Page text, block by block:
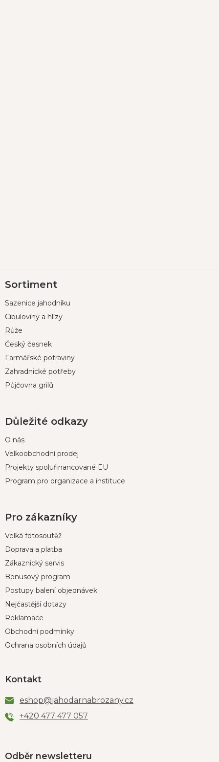
á
a
Sortiment
Sazenice jahodníku
Cibuloviny a hlízy
Růže
Český česnek
Farmářské potraviny
Zahradnické potřeby
Půjčovna grilů
Důležité odkazy
O nás
Velkoobchodní prodej
Projekty spolufinancované EU
Program pro organizace a instituce
Pro zákazníky
Velká fotosoutěž
Doprava a platba
Zákaznický servis
Bonusový program
Postupy balení objednávek
Nejčastější dotazy
Reklamace
Obchodní podmínky
Ochrana osobních údajů
Kontakt
eshop@jahodarnabrozany.cz
+420 477 477 057
Odběr newsletteru